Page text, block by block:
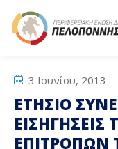
3 Ιουνίου, 2013
ΕΤΗΣΙΟ
ΕΠΙΤΡΟΠΩΝ